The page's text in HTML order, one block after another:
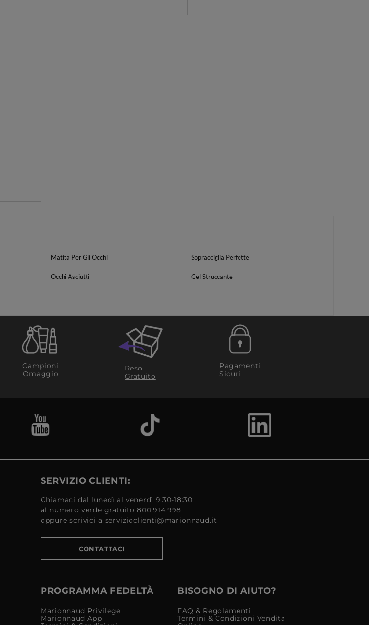
Matita Per Gli Occhi Sopracciglia Perfette
Occhi Asciutti Gel Struccante
Campioni
Omaggio
Reso
Gratuito
Pagamenti
Sicuri
SERVIZIO CLIENTI:
Chiamaci dal lunedì al venerdì 9:30-18:30
al numero verde gratuito 800.914.998
oppure scrivici a servizioclienti@marionnaud.it
CONTATTACI
PROGRAMMA FEDELTÀ
Marionnaud Privilege
Marionnaud App
BISOGNO DI AIUTO?
FAQ & Regolamenti
Termini & Condizioni Vendita